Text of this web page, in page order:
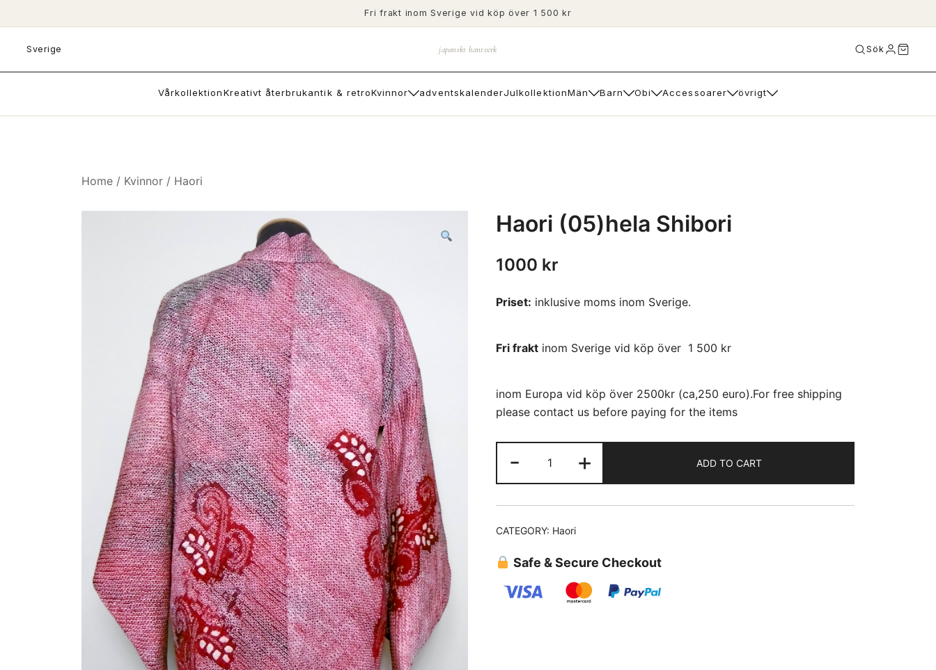
to
content
Fri frakt inom Sverige vid köp över 1 500 kr
Sverige japanskt hantverk Sök
VårkollektionKreativt återbrukantik & retroKvinnor adventskalenderJulkollektionMän Barn Obi Accessoarer övrigt
Home / Kvinnor / Haori
Haori (05)hela Shibori
1000 kr
Priset: inklusive moms inom Sverige.
Fri frakt inom Sverige vid köp över 1 500 kr
inom Europa vid köp över 2500kr (ca,250 euro).For free shipping
please contact us before paying for the items
-
(05)hela
Shibori
quantity
+ ADD TO CART
CATEGORY: Haori
Safe & Secure Checkout